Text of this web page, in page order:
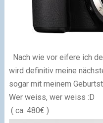
Nach wie vor eifere ich
wird definitiv meine
sogar mit meinem
Wer weiss, wer weiss :D
( ca. 480€ )